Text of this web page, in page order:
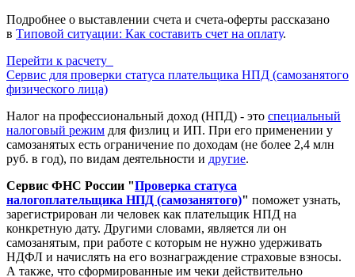
Подробнее о выставлении счета и счета-оферты рассказано
в Типовой ситуации: Как составить счет на оплату.
Перейти к расчету
Сервис для проверки статуса плательщика НПД (самозанятого
физического лица)
Налог на профессиональный доход (НПД) - это специальный
налоговый режим для физлиц и ИП. При его применении у
самозанятых есть ограничение по доходам (не более 2,4 млн
руб. в год), по видам деятельности и другие.
Сервис ФНС России "Проверка статуса
налогоплательщика НПД (самозанятого)" поможет узнать,
зарегистрирован ли человек как плательщик НПД на
конкретную дату. Другими словами, является ли он
самозанятым, при работе с которым не нужно удерживать
НДФЛ и начислять на его вознаграждение страховые взносы.
А также, что сформированные им чеки действительно